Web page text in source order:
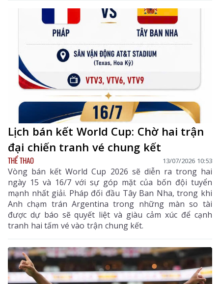
Lịch bán kết World Cup: Chờ hai trận
đại chiến tranh vé chung kết
THỂ THAO 13/07/2026 10:53
Vòng bán kết World Cup 2026 sẽ diễn ra trong hai
ngày 15 và 16/7 với sự góp mặt của bốn đội tuyển
mạnh nhất giải. Pháp đối đầu Tây Ban Nha, trong khi
Anh chạm trán Argentina trong những màn so tài
được dự báo sẽ quyết liệt và giàu cảm xúc để cạnh
tranh hai tấm vé vào trận chung kết.